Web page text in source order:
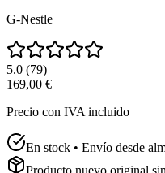
G-Nestle
5.0 (79)
169,00 €
Precio con IVA incluido
En stock • Envío desde